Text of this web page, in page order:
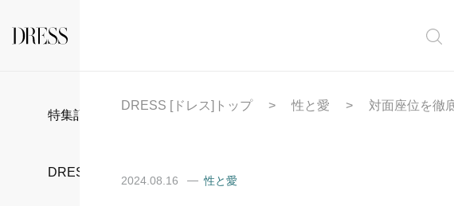
特集記事
DRESS部活
DRESS [ドレス]トップ 性と愛 対面座位を徹
2024.08.16 性と愛